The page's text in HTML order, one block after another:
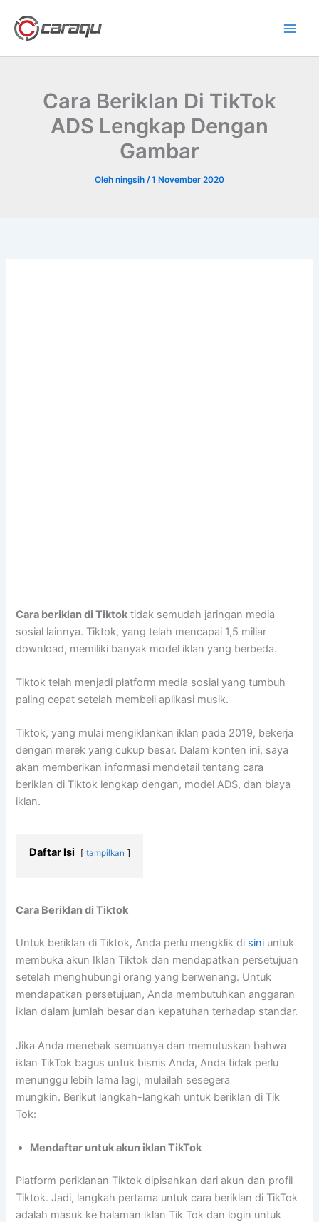
konten
Cara Beriklan Di TikTok
ADS Lengkap Dengan
Gambar
Oleh ningsih /1 November 2020
Cara beriklan di Tiktok tidak semudah jaringan media
sosial lainnya. Tiktok, yang telah mencapai 1,5 miliar
download, memiliki banyak model iklan yang berbeda.
Tiktok telah menjadi platform media sosial yang tumbuh
paling cepat setelah membeli aplikasi musik.
Tiktok, yang mulai mengiklankan iklan pada 2019, bekerja
dengan merek yang cukup besar. Dalam konten ini, saya
akan memberikan informasi mendetail tentang cara
beriklan di Tiktok lengkap dengan, model ADS, dan biaya
iklan.
Daftar Isi tampilkan
Cara Beriklan di Tiktok
Untuk beriklan di Tiktok, Anda perlu mengklik di sini untuk
membuka akun Iklan Tiktok dan mendapatkan persetujuan
setelah menghubungi orang yang berwenang. Untuk
mendapatkan persetujuan, Anda membutuhkan anggaran
iklan dalam jumlah besar dan kepatuhan terhadap standar.
Jika Anda menebak semuanya dan memutuskan bahwa
iklan TikTok bagus untuk bisnis Anda, Anda tidak perlu
menunggu lebih lama lagi, mulailah sesegera
mungkin. Berikut langkah-langkah untuk beriklan di Tik
Tok:
Mendaftar untuk akun iklan TikTok
Platform periklanan Tiktok dipisahkan dari akun dan profil
Tiktok. Jadi, langkah pertama untuk cara beriklan di TikTok
adalah masuk ke halaman iklan Tik Tok dan login untuk